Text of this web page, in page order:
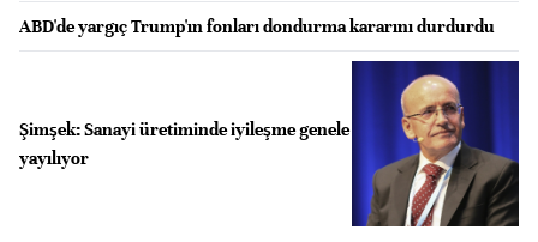
ABD'de yargıç Trump'ın fonları dondurma kararını durdurdu
Şimşek: Sanayi üretiminde iyileşme genele
yayılıyor